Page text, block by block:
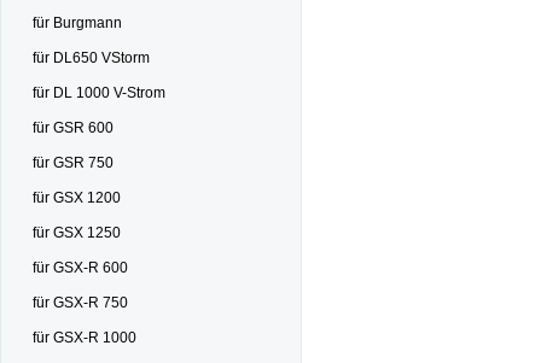
für Burgmann
für DL650 VStorm
für DL 1000 V-Strom
für GSR 600
für GSR 750
für GSX 1200
für GSX 1250
für GSX-R 600
für GSX-R 750
für GSX-R 1000